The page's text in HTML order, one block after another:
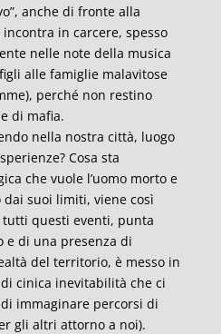
anche di fronte alla
in carcere, spesso
nelle note della musica
alle famiglie malavitose
perché non restino
di mafia.
nella nostra città, luogo
Cosa sta
che vuole l’uomo morto e
suoi limiti, viene così
tutti questi eventi, punta
e di una presenza di
del territorio, è messo in
cinica inevitabilità che ci
immaginare percorsi di
gli altri attorno a noi).